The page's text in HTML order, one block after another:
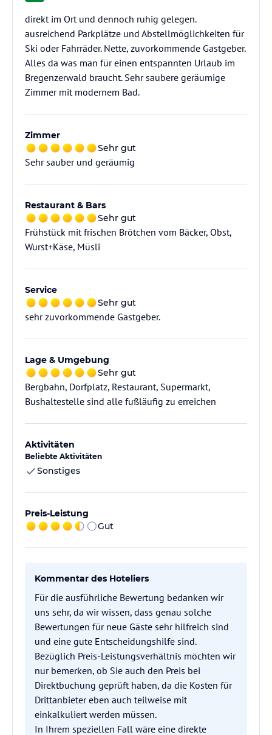
direkt im Ort und dennoch ruhig gelegen.
ausreichend Parkplätze und Abstellmöglichkeiten für
Ski oder Fahrräder. Nette, zuvorkommende Gastgeber.
Alles da was man für einen entspannten Urlaub im
Bregenzerwald braucht. Sehr saubere geräumige
Zimmer mit modernem Bad.
Zimmer
Sehr gut
Sehr sauber und geräumig
Restaurant & Bars
Sehr gut
Frühstück mit frischen Brötchen vom Bäcker, Obst,
Wurst+Käse, Müsli
Service
Sehr gut
sehr zuvorkommende Gastgeber.
Lage & Umgebung
Sehr gut
Bergbahn, Dorfplatz, Restaurant, Supermarkt,
Bushaltestelle sind alle fußläufig zu erreichen
Aktivitäten
Beliebte Aktivitäten
Sonstiges
Preis-Leistung
Gut
Kommentar des Hoteliers
Für die ausführliche Bewertung bedanken wir
uns sehr, da wir wissen, dass genau solche
Bewertungen für neue Gäste sehr hilfreich sind
und eine gute Entscheidungshilfe sind.
Bezüglich Preis-Leistungsverhältnis möchten wir
nur bemerken, ob Sie auch den Preis bei
Direktbuchung geprüft haben, da die Kosten für
Drittanbieter eben auch teilweise mit
einkalkuliert werden müssen.
In Ihrem speziellen Fall wäre eine direkte